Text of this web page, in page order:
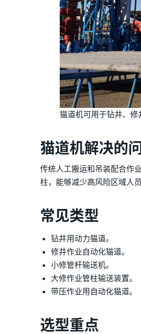
猫道机可用于钻井、修
猫道机解决的
传统人工搬运和吊装配合作
柱，能够减少高风险区域人
常见类型
钻井用动力猫道。
修井作业自动化猫道。
小修管杆输送机。
大修作业管柱输送装置。
带压作业用自动化猫道。
选型重点